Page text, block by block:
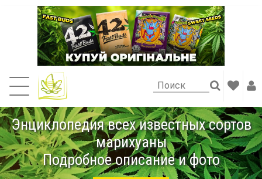
Энциклопедия всех известных сортов
марихуаны
Подробное описание и фото